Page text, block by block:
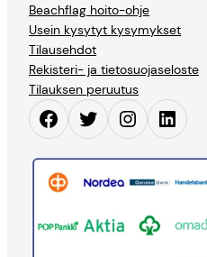
Beachflag hoito-ohje
Usein kysytyt kysymykset
Tilausehdot
Rekisteri- ja tietosuojaseloste
Tilauksen peruutus
Facebook Twitter Instagram LinkedIn